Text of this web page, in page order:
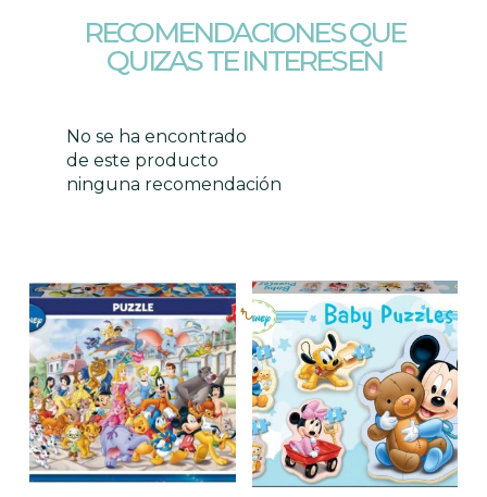
RECOMENDACIONES QUE
QUIZAS TE INTERESEN
No se ha encontrado
de este producto
ninguna recomendación
Productos relacionados